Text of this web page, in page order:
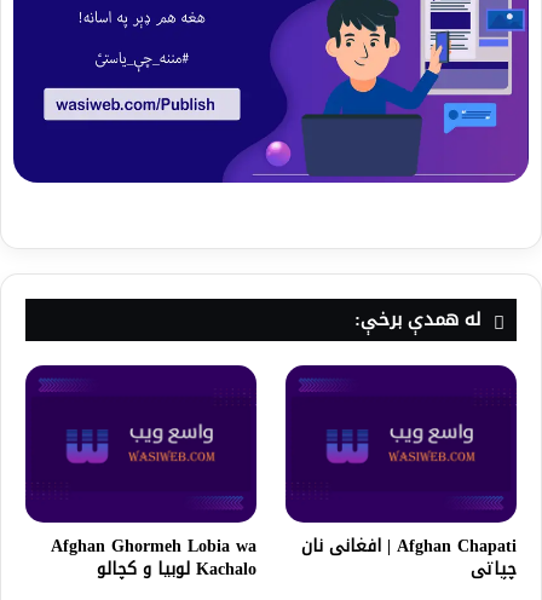
له همدې برخې:
Afghan Chapati | افغانی نان
چپاتی
Afghan Ghormeh Lobia wa
Kachalo لوبیا و کچالو